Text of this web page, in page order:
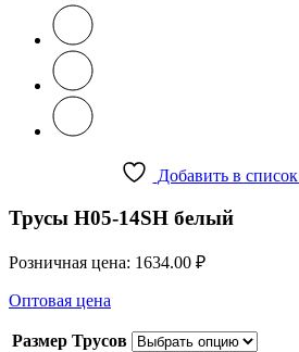
Добавить в
Трусы H05-14SH белый
Розничная цена: 1634.00 ₽
Оптовая цена
Размер Трусов